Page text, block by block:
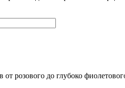
розового до глубоко